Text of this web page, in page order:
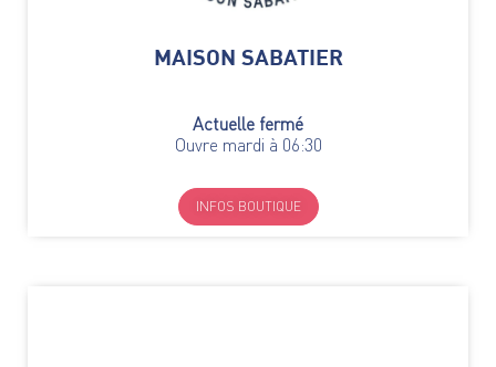
MAISON SABATIER
Actuelle fermé
Ouvre mardi à 06:30
INFOS BOUTIQUE